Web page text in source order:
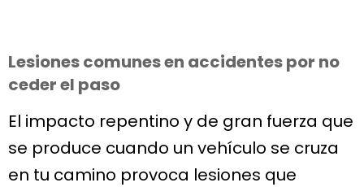
Lesiones comunes en accidentes por no
ceder el paso
El impacto repentino y de gran fuerza que
se produce cuando un vehículo se cruza
en tu camino provoca lesiones que